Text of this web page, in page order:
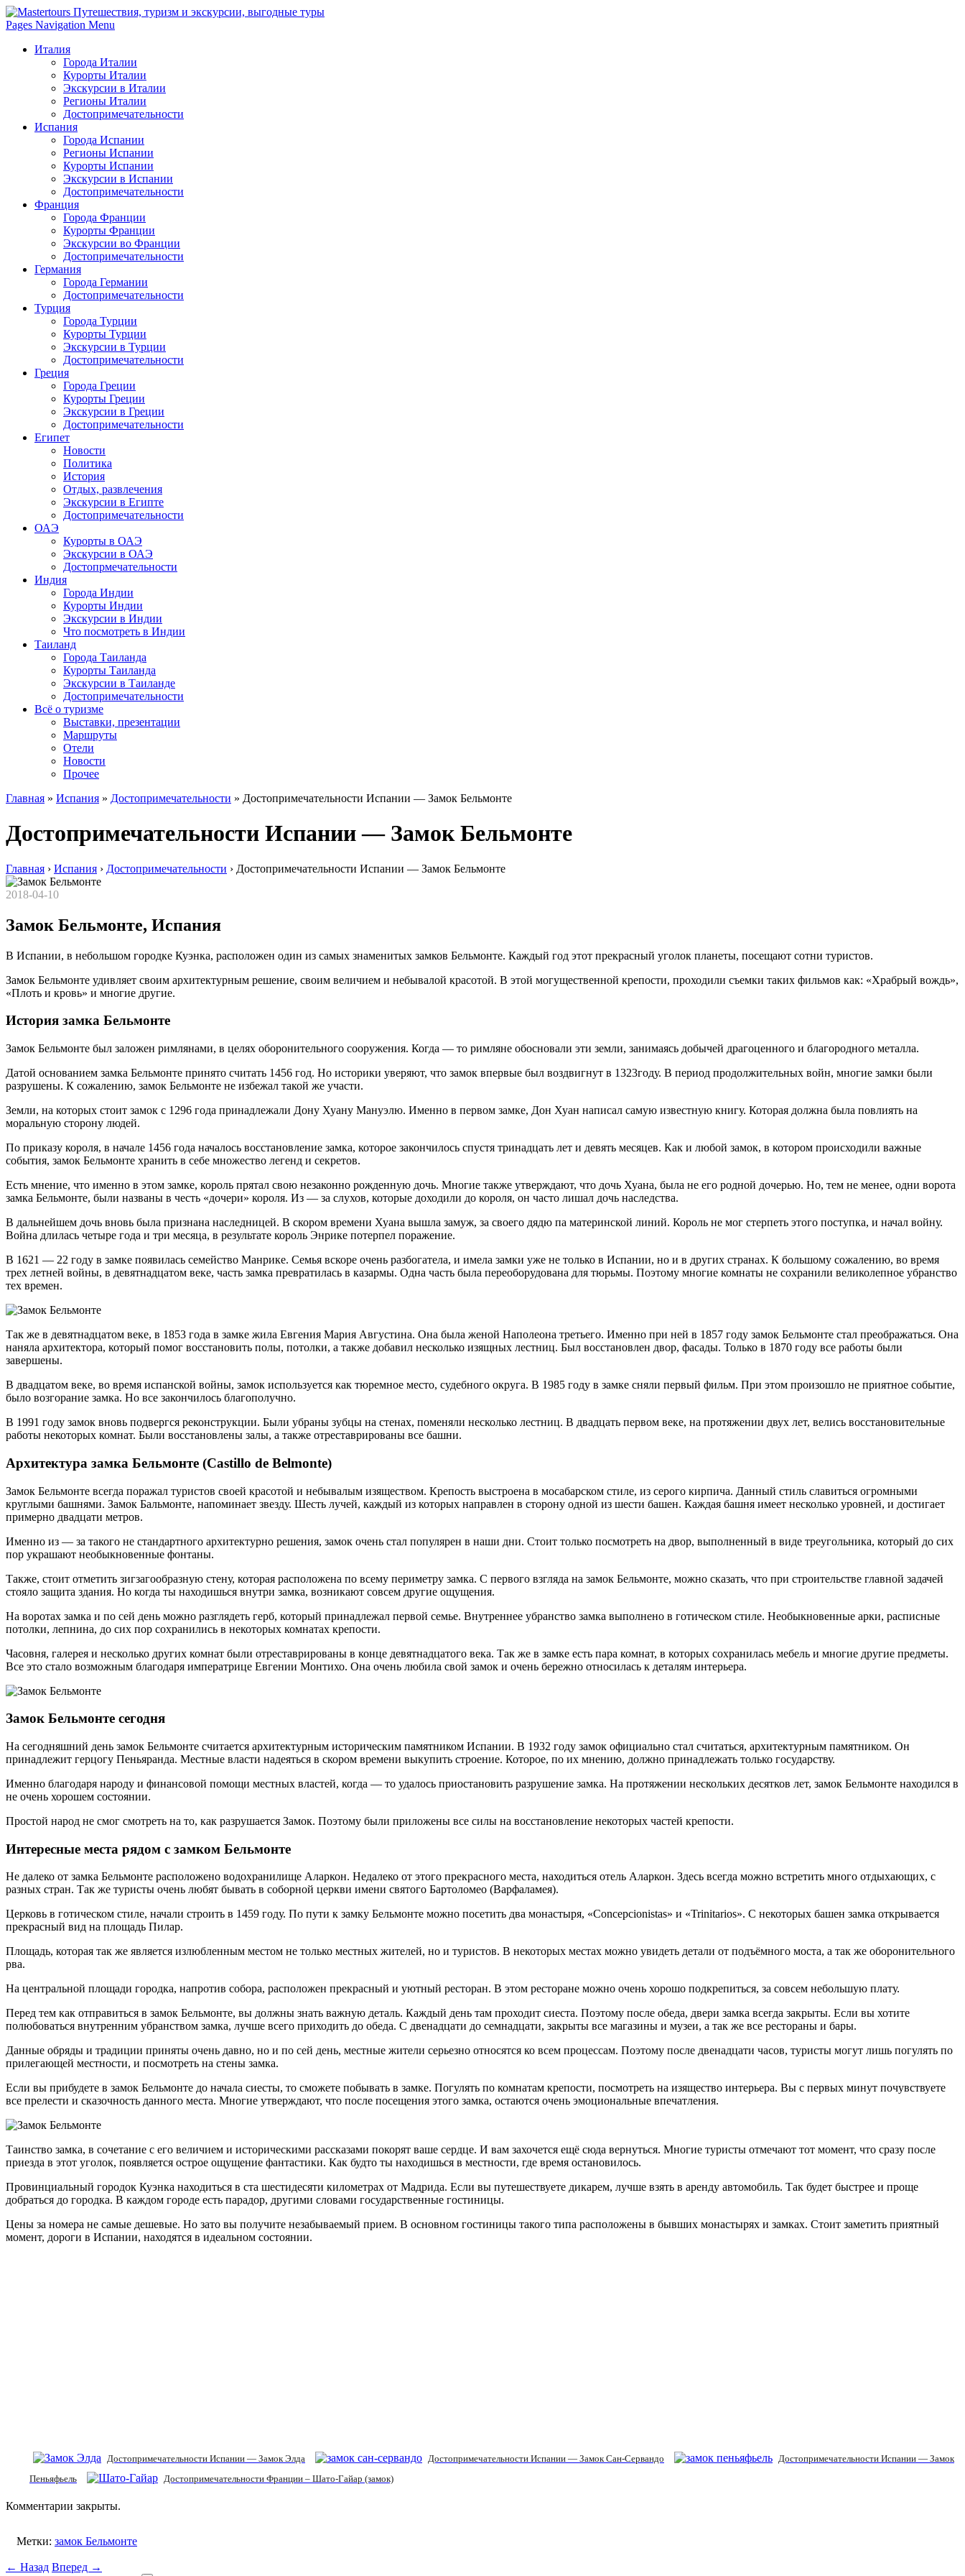
Pages Navigation Menu
Италия
Города Италии
Курорты Италии
Экскурсии в Италии
Регионы Италии
Достопримечательности
Испания
Города Испании
Регионы Испании
Курорты Испании
Экскурсии в Испании
Достопримечательности
Франция
Города Франции
Курорты Франции
Экскурсии во Франции
Достопримечательности
Германия
Города Германии
Достопримечательности
Турция
Города Турции
Курорты Турции
Экскурсии в Турции
Достопримечательности
Греция
Города Греции
Курорты Греции
Экскурсии в Греции
Достопримечательности
Египет
Новости
Политика
История
Отдых, развлечения
Экскурсии в Египте
Достопримечательности
ОАЭ
Курорты в ОАЭ
Экскурсии в ОАЭ
Достопрмечательности
Индия
Города Индии
Курорты Индии
Экскурсии в Индии
Что посмотреть в Индии
Таиланд
Города Таиланда
Курорты Таиланда
Экскурсии в Таиланде
Достопримечательности
Всё о туризме
Выставки, презентации
Маршруты
Отели
Новости
Прочее
Главная » Испания » Достопримечательности » Достопримечательности Испании — Замок Бельмонте
Достопримечательности Испании — Замок Бельмонте
Главная › Испания › Достопримечательности › Достопримечательности Испании — Замок Бельмонте
2018-04-10
Замок Бельмонте, Испания
В Испании, в небольшом городке Куэнка, расположен один из самых знаменитых замков Бельмонте. Каждый год этот прекрасный уголок планеты, посещают сотни туристов.
Замок Бельмонте удивляет своим архитектурным решение, своим величием и небывалой красотой. В этой могущественной крепости, проходили съемки таких фильмов как: «Храбрый вождь»,
«Плоть и кровь» и многие другие.
История замка Бельмонте
Замок Бельмонте был заложен римлянами, в целях оборонительного сооружения. Когда — то римляне обосновали эти земли, занимаясь добычей драгоценного и благородного металла.
Датой основанием замка Бельмонте принято считать 1456 год. Но историки уверяют, что замок впервые был воздвигнут в 1323году. В период продолжительных войн, многие замки были
разрушены. К сожалению, замок Бельмонте не избежал такой же участи.
Земли, на которых стоит замок с 1296 года принадлежали Дону Хуану Мануэлю. Именно в первом замке, Дон Хуан написал самую известную книгу. Которая должна была повлиять на
моральную сторону людей.
По приказу короля, в начале 1456 года началось восстановление замка, которое закончилось спустя тринадцать лет и девять месяцев. Как и любой замок, в котором происходили важные
события, замок Бельмонте хранить в себе множество легенд и секретов.
Есть мнение, что именно в этом замке, король прятал свою незаконно рожденную дочь. Многие также утверждают, что дочь Хуана, была не его родной дочерью. Но, тем не менее, одни ворота
замка Бельмонте, были названы в честь «дочери» короля. Из — за слухов, которые доходили до короля, он часто лишал дочь наследства.
В дальнейшем дочь вновь была признана наследницей. В скором времени Хуана вышла замуж, за своего дядю па материнской линий. Король не мог стерпеть этого поступка, и начал войну.
Война длилась четыре года и три месяца, в результате король Энрике потерпел поражение.
В 1621 — 22 году в замке появилась семейство Манрике. Семья вскоре очень разбогатела, и имела замки уже не только в Испании, но и в других странах. К большому сожалению, во время
трех летней войны, в девятнадцатом веке, часть замка превратилась в казармы. Одна часть была переоборудована для тюрьмы. Поэтому многие комнаты не сохранили великолепное убранство
тех времен.
Так же в девятнадцатом веке, в 1853 года в замке жила Евгения Мария Августина. Она была женой Наполеона третьего. Именно при ней в 1857 году замок Бельмонте стал преображаться. Она
наняла архитектора, который помог восстановить полы, потолки, а также добавил несколько изящных лестниц. Был восстановлен двор, фасады. Только в 1870 году все работы были
завершены.
В двадцатом веке, во время испанской войны, замок используется как тюремное место, судебного округа. В 1985 году в замке сняли первый фильм. При этом произошло не приятное событие,
было возгорание замка. Но все закончилось благополучно.
В 1991 году замок вновь подвергся реконструкции. Были убраны зубцы на стенах, поменяли несколько лестниц. В двадцать первом веке, на протяжении двух лет, велись восстановительные
работы некоторых комнат. Были восстановлены залы, а также отреставрированы все башни.
Архитектура замка Бельмонте (Castillo de Belmonte)
Замок Бельмонте всегда поражал туристов своей красотой и небывалым изяществом. Крепость выстроена в мосабарском стиле, из серого кирпича. Данный стиль славиться огромными
круглыми башнями. Замок Бальмонте, напоминает звезду. Шесть лучей, каждый из которых направлен в сторону одной из шести башен. Каждая башня имеет несколько уровней, и достигает
примерно двадцати метров.
Именно из — за такого не стандартного архитектурно решения, замок очень стал популярен в наши дни. Стоит только посмотреть на двор, выполненный в виде треугольника, который до сих
пор украшают необыкновенные фонтаны.
Также, стоит отметить зигзагообразную стену, которая расположена по всему периметру замка. С первого взгляда на замок Бельмонте, можно сказать, что при строительстве главной задачей
стояло защита здания. Но когда ты находишься внутри замка, возникают совсем другие ощущения.
На воротах замка и по сей день можно разглядеть герб, который принадлежал первой семье. Внутреннее убранство замка выполнено в готическом стиле. Необыкновенные арки, расписные
потолки, лепнина, до сих пор сохранились в некоторых комнатах крепости.
Часовня, галерея и несколько других комнат были отреставрированы в конце девятнадцатого века. Так же в замке есть пара комнат, в которых сохранилась мебель и многие другие предметы.
Все это стало возможным благодаря императрице Евгении Монтихо. Она очень любила свой замок и очень бережно относилась к деталям интерьера.
Замок Бельмонте сегодня
На сегодняшний день замок Бельмонте считается архитектурным историческим памятником Испании. В 1932 году замок официально стал считаться, архитектурным памятником. Он
принадлежит герцогу Пеньяранда. Местные власти надеяться в скором времени выкупить строение. Которое, по их мнению, должно принадлежать только государству.
Именно благодаря народу и финансовой помощи местных властей, когда — то удалось приостановить разрушение замка. На протяжении нескольких десятков лет, замок Бельмонте находился в
не очень хорошем состоянии.
Простой народ не смог смотреть на то, как разрушается Замок. Поэтому были приложены все силы на восстановление некоторых частей крепости.
Интересные места рядом с замком Бельмонте
Не далеко от замка Бельмонте расположено водохранилище Аларкон. Недалеко от этого прекрасного места, находиться отель Аларкон. Здесь всегда можно встретить много отдыхающих, с
разных стран. Так же туристы очень любят бывать в соборной церкви имени святого Бартоломео (Варфаламея).
Церковь в готическом стиле, начали строить в 1459 году. По пути к замку Бельмонте можно посетить два монастыря, «Concepcionistas» и «Trinitarios». С некоторых башен замка открывается
прекрасный вид на площадь Пилар.
Площадь, которая так же является излюбленным местом не только местных жителей, но и туристов. В некоторых местах можно увидеть детали от подъёмного моста, а так же оборонительного
рва.
На центральной площади городка, напротив собора, расположен прекрасный и уютный ресторан. В этом ресторане можно очень хорошо подкрепиться, за совсем небольшую плату.
Перед тем как отправиться в замок Бельмонте, вы должны знать важную деталь. Каждый день там проходит сиеста. Поэтому после обеда, двери замка всегда закрыты. Если вы хотите
полюбоваться внутренним убранством замка, лучше всего приходить до обеда. С двенадцати до семнадцати, закрыты все магазины и музеи, а так же все рестораны и бары.
Данные обряды и традиции приняты очень давно, но и по сей день, местные жители серьезно относятся ко всем процессам. Поэтому после двенадцати часов, туристы могут лишь погулять по
прилегающей местности, и посмотреть на стены замка.
Если вы прибудете в замок Бельмонте до начала сиесты, то сможете побывать в замке. Погулять по комнатам крепости, посмотреть на изящество интерьера. Вы с первых минут почувствуете
все прелести и сказочность данного места. Многие утверждают, что после посещения этого замка, остаются очень эмоциональные впечатления.
Таинство замка, в сочетание с его величием и историческими рассказами покорят ваше сердце. И вам захочется ещё сюда вернуться. Многие туристы отмечают тот момент, что сразу после
приезда в этот уголок, появляется острое ощущение фантастики. Как будто ты находишься в местности, где время остановилось.
Провинциальный городок Куэнка находиться в ста шестидесяти километрах от Мадрида. Если вы путешествуете дикарем, лучше взять в аренду автомобиль. Так будет быстрее и проще
добраться до городка. В каждом городе есть парадор, другими словами государственные гостиницы.
Цены за номера не самые дешевые. Но зато вы получите незабываемый прием. В основном гостиницы такого типа расположены в бывших монастырях и замках. Стоит заметить приятный
момент, дороги в Испании, находятся в идеальном состоянии.
Достопримечательности Испании — Замок Элда Достопримечательности Испании — Замок Сан-Сервандо
Достопримечательности Испании — Замок
Пеньяфьель
Достопримечательности Франции – Шато-Гайар (замок)
Комментарии закрыты.
Метки: замок Бельмонте
← Назад Вперед →